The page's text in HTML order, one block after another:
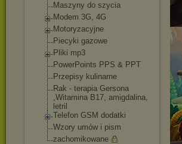
Maszyny do szycia
Modem 3G, 4G
Motoryzacyjne
Piecyki gazowe
Pliki mp3
PowerPoints PPS & PPT
Przepisy kulinarne
Rak - terapia Gersona
,Witamina B17, amigdalina,
letril
Telefon GSM dodatki
Wzory umów i pism
zachomikowane